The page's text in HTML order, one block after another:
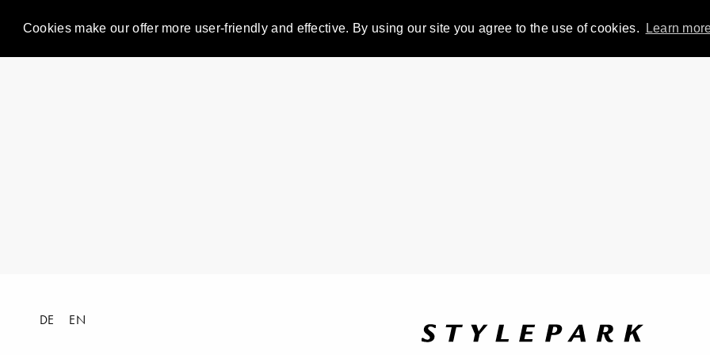
Cookies make our offer more user-friendly and effective. By using our site you agree to the use of cookies. Learn
DE EN